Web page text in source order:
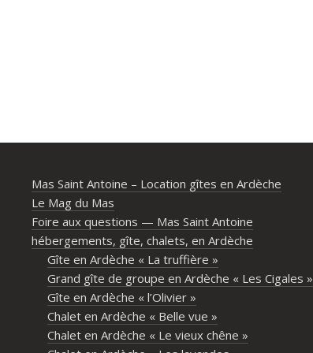
Mas Saint Antoine – Location gîtes en Ardèche
Le Mag du Mas
Foire aux questions — Mas Saint Antoine
hébergements, gîte, chalets, en Ardèche
Gîte en Ardèche « La truffière »
Grand gîte de groupe en Ardèche « Les Cigales »
Gîte en Ardèche « l’Olivier »
Chalet en Ardèche « Belle vue »
Chalet en Ardèche « Le vieux chêne »